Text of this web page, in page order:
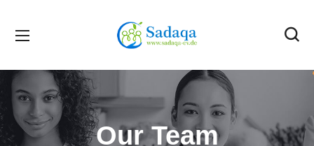
Our Team